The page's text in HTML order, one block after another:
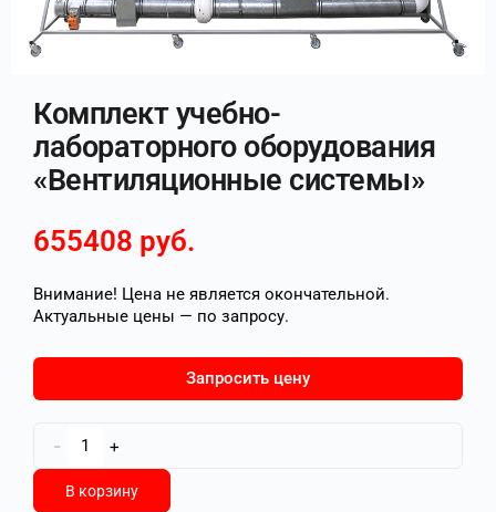
Комплект учебно-
лабораторного оборудования
«Вентиляционные системы»
655408 руб.
Внимание! Цена не является окончательной.
Актуальные цены — по запросу.
Запросить цену
- +
В корзину